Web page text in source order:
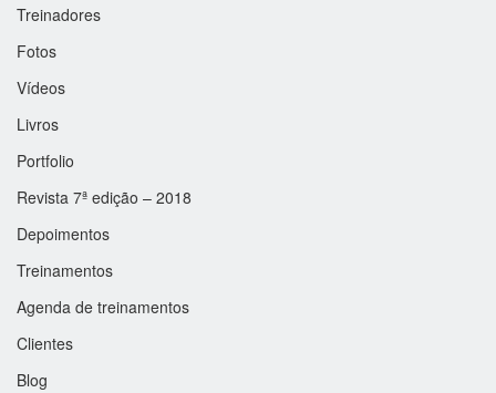
Treinadores
Fotos
Vídeos
Livros
Portfolio
Revista 7ª edição – 2018
Depoimentos
Treinamentos
Agenda de treinamentos
Clientes
Blog